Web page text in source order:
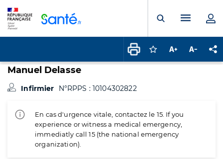
Ouvrir laMenu
Connectez-vous
Augmenter la
Manuel Delasse
Infirmier N°RPPS : 10104302822
En cas d'urgence vitale, contactez le 15. If you
experience or witness a medical emergency,
immediatly call 15 (the national emergency
organization).